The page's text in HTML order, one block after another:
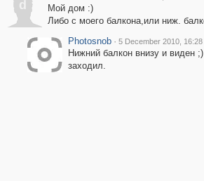
d
Мой дом :)
Либо с моего балкона,или ниж.
Photosnob · 5 December 2010, 16:28
Нижний балкон внизу и виден
заходил.